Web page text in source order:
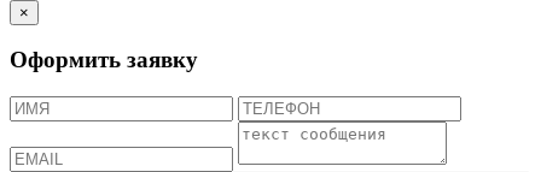
×
Оформить заявку